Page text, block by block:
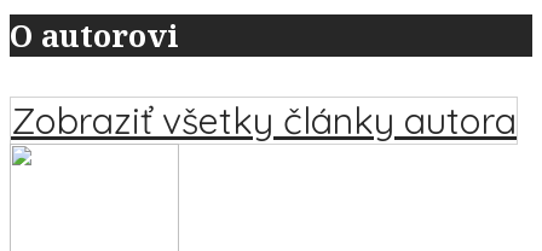
O autorovi
Zobraziť všetky články autora